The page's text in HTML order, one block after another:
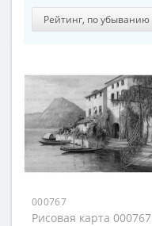
000767
Рисовая карта 000767